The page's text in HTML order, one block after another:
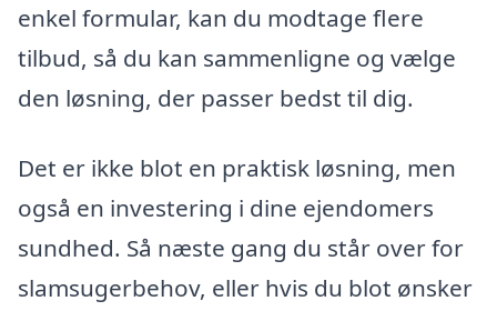
enkel formular, kan du modtage flere
tilbud, så du kan sammenligne og vælge
den løsning, der passer bedst til dig.
Det er ikke blot en praktisk løsning, men
også en investering i dine ejendomers
sundhed. Så næste gang du står over for
slamsugerbehov, eller hvis du blot ønsker